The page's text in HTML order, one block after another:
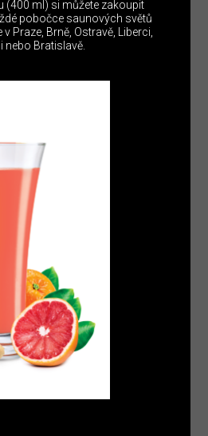
(400 ml) si můžete zakoupit
pobočce saunových světů
Praze, Brně, Ostravě, Liberci,
nebo Bratislavě.